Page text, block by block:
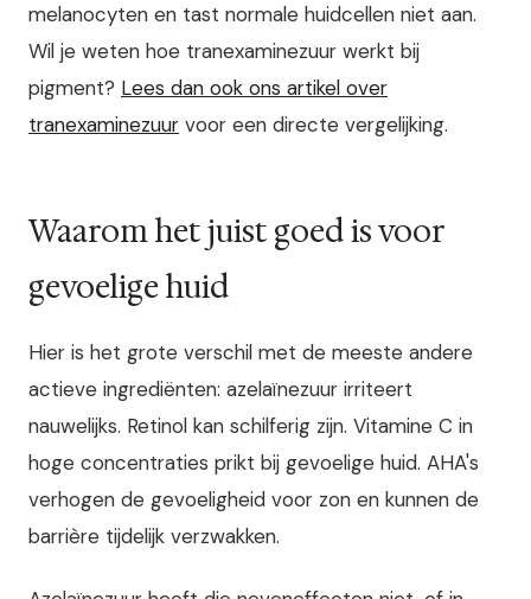
melanocyten en tast normale huidcellen niet aan.
Wil je weten hoe tranexaminezuur werkt bij
pigment? Lees dan ook ons artikel over
tranexaminezuur voor een directe vergelijking.
Waarom het juist goed is voor
gevoelige huid
Hier is het grote verschil met de meeste andere
actieve ingrediënten: azelaïnezuur irriteert
nauwelijks. Retinol kan schilferig zijn. Vitamine C in
hoge concentraties prikt bij gevoelige huid. AHA's
verhogen de gevoeligheid voor zon en kunnen de
barrière tijdelijk verzwakken.